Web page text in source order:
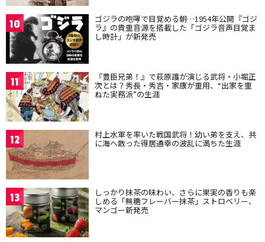
10 ゴジラの咆哮で目覚める朝…1954年公開『ゴジ
ラ』の貴重音源を搭載した「ゴジラ音声目覚ま
し時計」が新発売
11 『豊臣兄弟！』で萩原護が演じる武将・小堀正
次とは？秀長・秀吉・家康が重用、“出家を重
ねた実務派”の生涯
12 村上水軍を率いた戦国武将！幼い弟を支え、共
に海へ散った得居通幸の波乱に満ちた生涯
13 しっかり抹茶の味わい、さらに果実の香りも楽
しめる「無糖フレーバー抹茶」ストロベリー、
マンゴー新発売